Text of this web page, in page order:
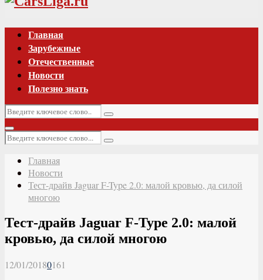
Главная
Зарубежные
Отечественные
Новости
Полезно знать
Искать:
Поиск
Основное
меню
Искать:
Поиск
Главная
Новости
Тест-драйв Jaguar F-Type 2.0: малой кровью, да силой
многою
Тест-драйв Jaguar F-Type 2.0: малой
кровью, да силой многою
12/01/20180161